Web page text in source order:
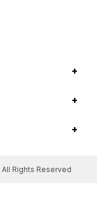
+
+
+
All Rights Reserved